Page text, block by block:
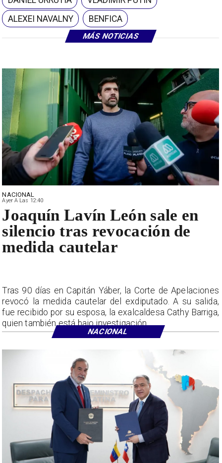
MÁS NOTICIAS
ALEXEI NAVALNY
BENFICA
NACIONAL
Ayer A Las 12:40
Joaquín Lavín León sale en
silencio tras revocación de
medida cautelar
Tras 90 días en Capitán Yáber, la Corte de Apelaciones
revocó la medida cautelar del exdiputado. A su salida,
fue recibido por su esposa, la exalcaldesa Cathy Barriga,
quien también está bajo investigación.
NACIONAL